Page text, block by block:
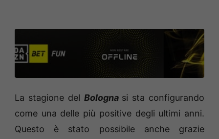
La stagione del Bologna si sta configurando
come una delle più positive degli ultimi anni.
Questo è stato possibile anche grazie